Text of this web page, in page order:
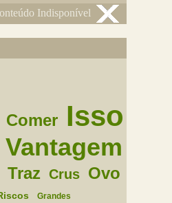
Indisponível
Comer Isso
Vantagem
Traz Crus
Ovo
Grandes